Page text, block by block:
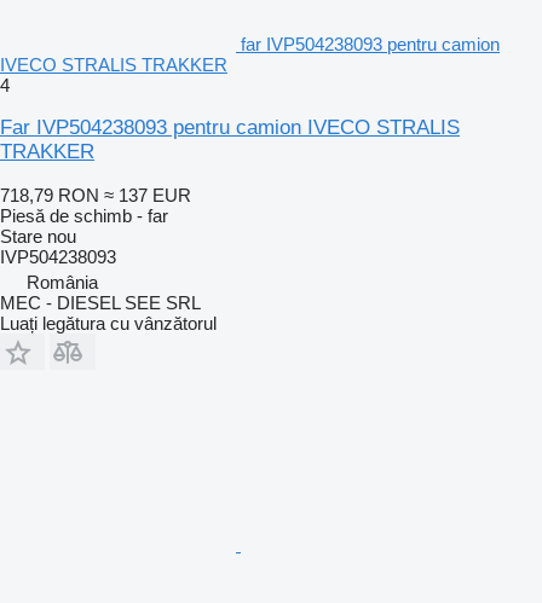
far IVP504238093 pentru camion
IVECO STRALIS TRAKKER
4
Far IVP504238093 pentru camion IVECO STRALIS
TRAKKER
718,79 RON ≈ 137 EUR
Piesă de schimb - far
Stare nou
IVP504238093
România
MEC - DIESEL SEE SRL
Luați legătura cu vânzătorul